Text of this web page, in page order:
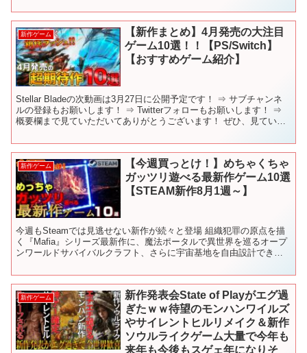
新作ゲーム
【新作まとめ】4月発売の大注目
ゲーム10選！！【PS/Switch】
【おすすめゲーム紹介】
Stellar Bladeの次動画は3月27日に公開予定です！ ⇒ サブチャンネ
ルの登録もお願いします！ ⇒ Twitterフォローもお願いします！ ⇒
概要欄まで見ていただいてありがとうございます！ ぜひ、見ていた
新作ゲーム
【今週買っとけ！】めちゃくちゃ
ガッツリ遊べる最新作ゲーム10選
【STEAM新作8月1週～】
今週もSteamでは見逃せない新作が続々と登場 組織犯罪の原点を描
く『Mafia』シリーズ最新作に、魔法ポータルで異世界を巡るオープ
ンワールドサバイバルクラフト、さらに宇宙基地を自由設計できる
新作ゲーム
新作発表会State of Playがエグ過
ぎたｗｗ待望のモンハンワイルズ
やサイレントヒルリメイク＆新作
ソウルライクゲーム大量で今年も
来年も今後もスゲェ年になりそ